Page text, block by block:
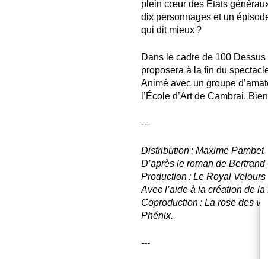
plein cœur des États
dix personnages et un
qui dit mieux ?
Dans le cadre de 100
proposera à la fin du
Animé avec un groupe
l’École d’Art de Cambrai.
---
Distribution : Maxime Pambet
D’après le roman de Bertrand
Production : Le Royal Velours
Avec l’aide à la création de
Coproduction : La rose des
Phénix.
---